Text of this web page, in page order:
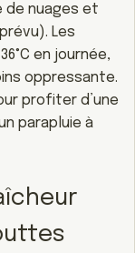
de nuages et
Les
en journée,
oppressante.
profiter d’une
parapluie à